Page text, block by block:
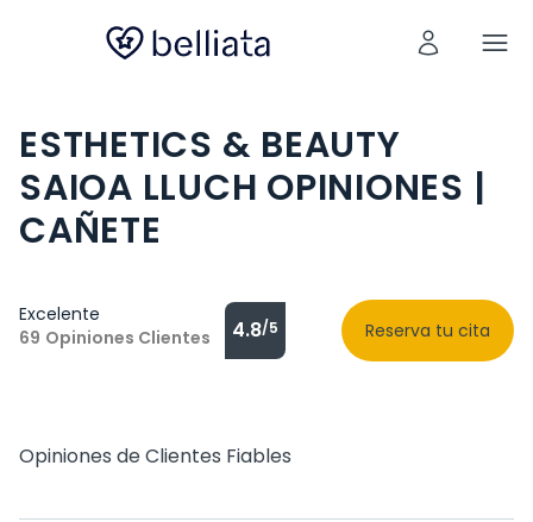
ESTHETICS & BEAUTY
SAIOA LLUCH OPINIONES |
CAÑETE
Excelente
69 Opiniones Clientes 4.8/5 Reserva tu cita
Opiniones de Clientes Fiables